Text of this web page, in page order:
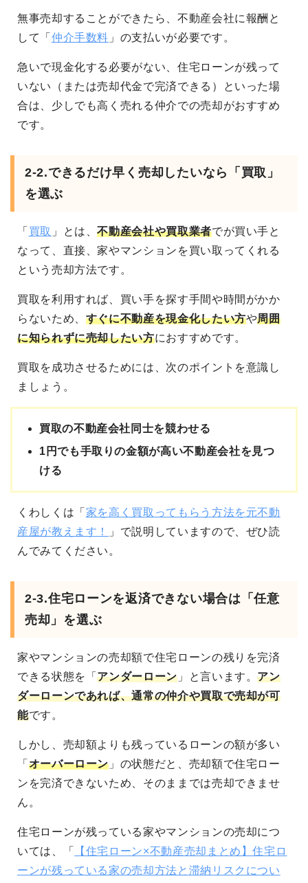
無事売却することができたら、不動産会社に報酬と
して「 仲介手数料 」の支払いが必要です。
急いで現金化する必要がない、住宅ローンが残って
いない（または売却代金で完済できる）といった場
合は、少しでも高く売れる仲介での売却がおすすめ
です。
2-2.できるだけ早く売却したいなら「買取」
を選ぶ
「 買取 」とは、不動産会社や買取業者でが買い手と
なって、直接、家やマンションを買い取ってくれる
という売却方法です。
買取を利用すれば、買い手を探す手間や時間がかか
らないため、 すぐに不動産を現金化したい方や周囲
に知られずに売却したい方におすすめです。
買取を成功させるためには、次のポイントを意識し
ましょう。
買取の不動産会社同士を競わせる
1円でも手取りの金額が高い不動産会社を見つ
ける
くわしくは「 家を高く買取ってもらう方法を元不動
産屋が教えます！
」で説明していますので、ぜひ読
んでみてください。
2-3.住宅ローンを返済できない場合は「任意
売却」を選ぶ
家やマンションの売却額で住宅ローンの残りを完済
できる状態を「アンダーローン」と言います。アン
ダーローンであれば、通常の仲介や買取で売却が可
能です。
しかし、売却額よりも残っているローンの額が多い
「 オーバーローン 」の状態だと、売却額で住宅ロー
ンを完済できないため、そのままでは売却できませ
ん。
住宅ローンが残っている家やマンションの売却につ
いては、「
【住宅ローン×不動産売却まとめ】住宅ロ
ーンが残っている家の売却方法と滞納リスクについ